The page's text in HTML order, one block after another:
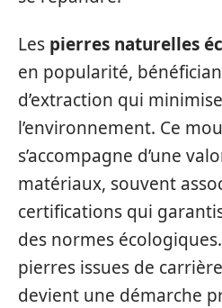
Les pierres naturelles
en popularité,
d’extraction qui
l’environnement. Ce
s’accompagne d’une
matériaux, souvent
certifications qui
des normes
pierres issues de
devient une démarche